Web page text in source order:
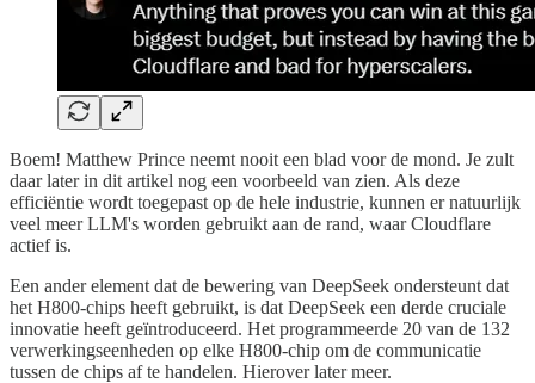
Boem! Matthew Prince neemt nooit een blad voor de mond. Je zult
daar later in dit artikel nog een voorbeeld van zien. Als deze
efficiëntie wordt toegepast op de hele industrie, kunnen er natuurlijk
veel meer LLM's worden gebruikt aan de rand, waar Cloudflare
actief is.
Een ander element dat de bewering van DeepSeek ondersteunt dat
het H800-chips heeft gebruikt, is dat DeepSeek een derde cruciale
innovatie heeft geïntroduceerd. Het programmeerde 20 van de 132
verwerkingseenheden op elke H800-chip om de communicatie
tussen de chips af te handelen. Hierover later meer.